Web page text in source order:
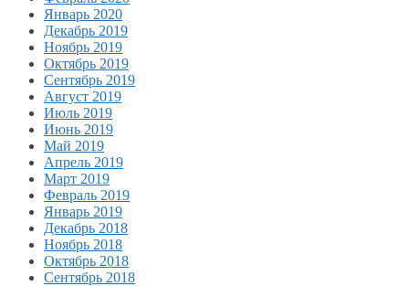
Январь 2020
Декабрь 2019
Ноябрь 2019
Октябрь 2019
Сентябрь 2019
Август 2019
Июль 2019
Июнь 2019
Май 2019
Апрель 2019
Март 2019
Февраль 2019
Январь 2019
Декабрь 2018
Ноябрь 2018
Октябрь 2018
Сентябрь 2018